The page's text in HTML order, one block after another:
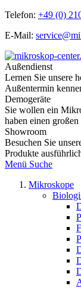
Telefon: +49 (0)
E-Mail:
Außendienst
Lernen Sie unsere
Außentermin
Demogeräte
Sie wollen ein
haben einen
Showroom
Besuchen Sie
Produkte
Menü Suche
Mikroskope